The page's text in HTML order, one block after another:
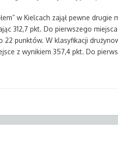
w Kielcach zajął pewne drugie
312,7 pkt. Do pierwszego
22 punktów. W klasyfikacji
z wynikiem 357,4 pkt. Do